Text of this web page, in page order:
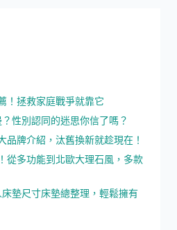
！拯救家庭戰爭就靠它
性別認同的迷思你信了嗎？
品牌介紹，汰舊換新就趁現在！
從多功能到北歐大理石風，多款
墊尺寸床墊總整理，輕鬆擁有